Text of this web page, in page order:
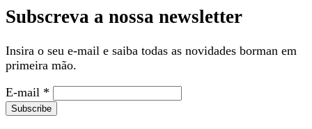
Subscreva a nossa newsletter
Insira o seu e-mail e saiba todas as novidades borman em
primeira mão.
E-mail *